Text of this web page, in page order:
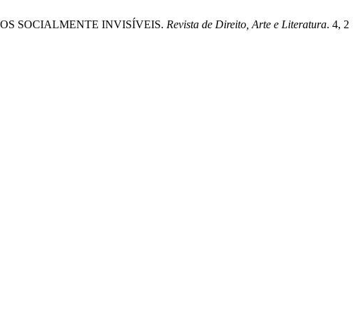
SOCIALMENTE INVISÍVEIS. Revista de Direito, Arte e Literatura. 4, 2